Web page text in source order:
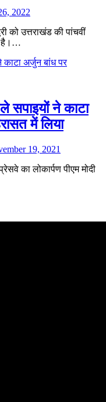
2022
को उत्तराखंड की पांचवीं
है।…
सपाइयों ने काटा
में लिया
19, 2021
का लोकार्पण पीएम मोदी